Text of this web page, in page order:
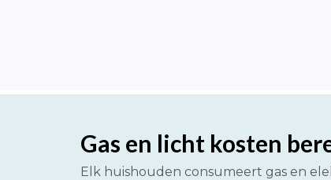
Gas en licht kosten
Elk huishouden consumeert gas en